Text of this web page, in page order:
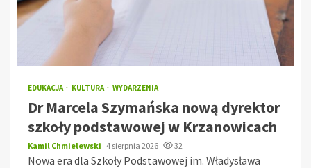
EDUKACJA KULTURA WYDARZENIA
Dr Marcela Szymańska nową dyrektor
szkoły podstawowej w Krzanowicach
Kamil Chmielewski 4 sierpnia 2026 32
Nowa era dla Szkoły Podstawowej im. Władysława